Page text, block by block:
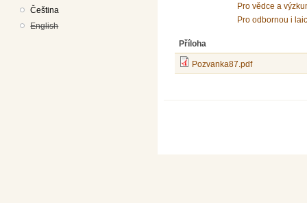
Čeština
English
Pro vědce a
Pro odbornou i
Příloha
Pozvanka87.pdf